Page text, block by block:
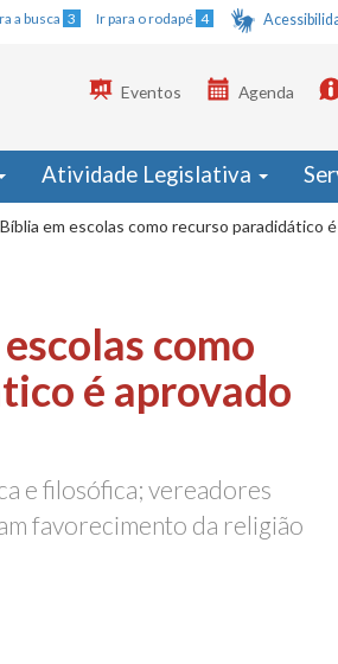
a busca 3 Ir para o rodapé 4
Eventos Agenda
Atividade Legislativa
em escolas como recurso paradidático
como
é aprovado
e filosófica; vereadores
favorecimento da religião